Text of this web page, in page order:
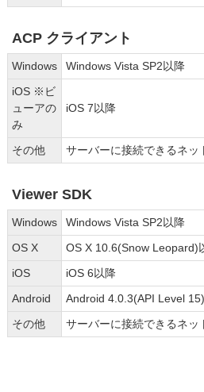
ACP クライアント
Windows
Windows Vista SP2以降
iOS ※ビ
ューアの
み
iOS 7以降
その他 サーバーに接続できるネッ
Viewer SDK
Windows
Windows Vista SP2以降
OS X
OS X 10.6(Snow Leopard)
iOS
iOS 6以降
Android
Android 4.0.3(API Level
その他
サーバーに接続できるネッ